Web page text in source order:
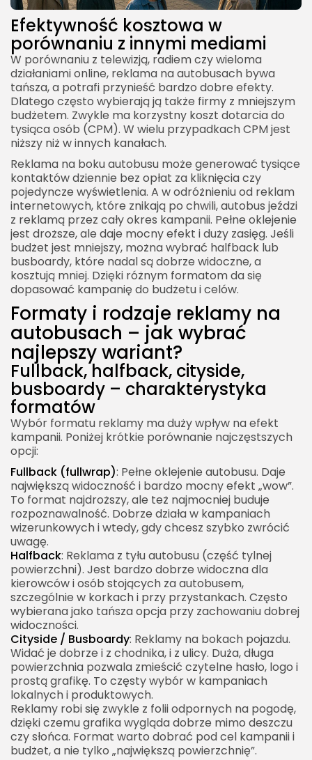
Efektywność kosztowa w
porównaniu z innymi mediami
W porównaniu z telewizją, radiem czy wieloma
działaniami online, reklama na autobusach bywa
tańsza, a potrafi przynieść bardzo dobre efekty.
Dlatego często wybierają ją także firmy z mniejszym
budżetem. Zwykle ma korzystny koszt dotarcia do
tysiąca osób (CPM). W wielu przypadkach CPM jest
niższy niż w innych kanałach.
Reklama na boku autobusu może generować tysiące
kontaktów dziennie bez opłat za kliknięcia czy
pojedyncze wyświetlenia. A w odróżnieniu od reklam
internetowych, które znikają po chwili, autobus jeździ
z reklamą przez cały okres kampanii. Pełne oklejenie
jest droższe, ale daje mocny efekt i duży zasięg. Jeśli
budżet jest mniejszy, można wybrać halfback lub
busboardy, które nadal są dobrze widoczne, a
kosztują mniej. Dzięki różnym formatom da się
dopasować kampanię do budżetu i celów.
Formaty i rodzaje reklamy na
autobusach – jak wybrać
najlepszy wariant?
Fullback, halfback, cityside,
busboardy – charakterystyka
formatów
Wybór formatu reklamy ma duży wpływ na efekt
kampanii. Poniżej krótkie porównanie najczęstszych
opcji:
Fullback (fullwrap): Pełne oklejenie autobusu. Daje
największą widoczność i bardzo mocny efekt „wow”.
To format najdroższy, ale też najmocniej buduje
rozpoznawalność. Dobrze działa w kampaniach
wizerunkowych i wtedy, gdy chcesz szybko zwrócić
uwagę.
Halfback: Reklama z tyłu autobusu (część tylnej
powierzchni). Jest bardzo dobrze widoczna dla
kierowców i osób stojących za autobusem,
szczególnie w korkach i przy przystankach. Często
wybierana jako tańsza opcja przy zachowaniu dobrej
widoczności.
Cityside / Busboardy: Reklamy na bokach pojazdu.
Widać je dobrze i z chodnika, i z ulicy. Duża, długa
powierzchnia pozwala zmieścić czytelne hasło, logo i
prostą grafikę. To częsty wybór w kampaniach
lokalnych i produktowych.
Reklamy robi się zwykle z folii odpornych na pogodę,
dzięki czemu grafika wygląda dobrze mimo deszczu
czy słońca. Format warto dobrać pod cel kampanii i
budżet, a nie tylko „największą powierzchnię”.